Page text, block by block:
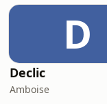
D
Declic
Amboise